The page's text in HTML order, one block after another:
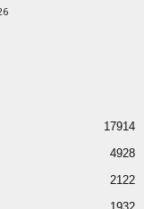
17914
4928
2122